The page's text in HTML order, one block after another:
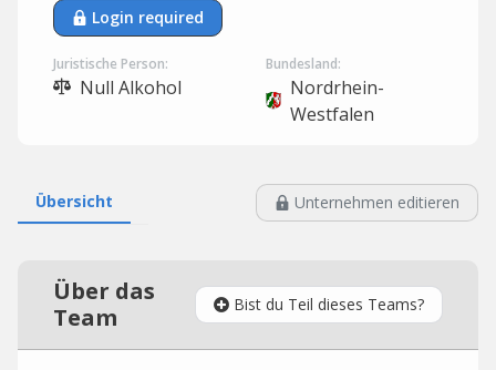
Login required
Juristische Person:
Null Alkohol
Bundesland:
Nordrhein-
Westfalen
Übersicht Unternehmen editieren
Über das
Team
Bist du Teil dieses Teams?